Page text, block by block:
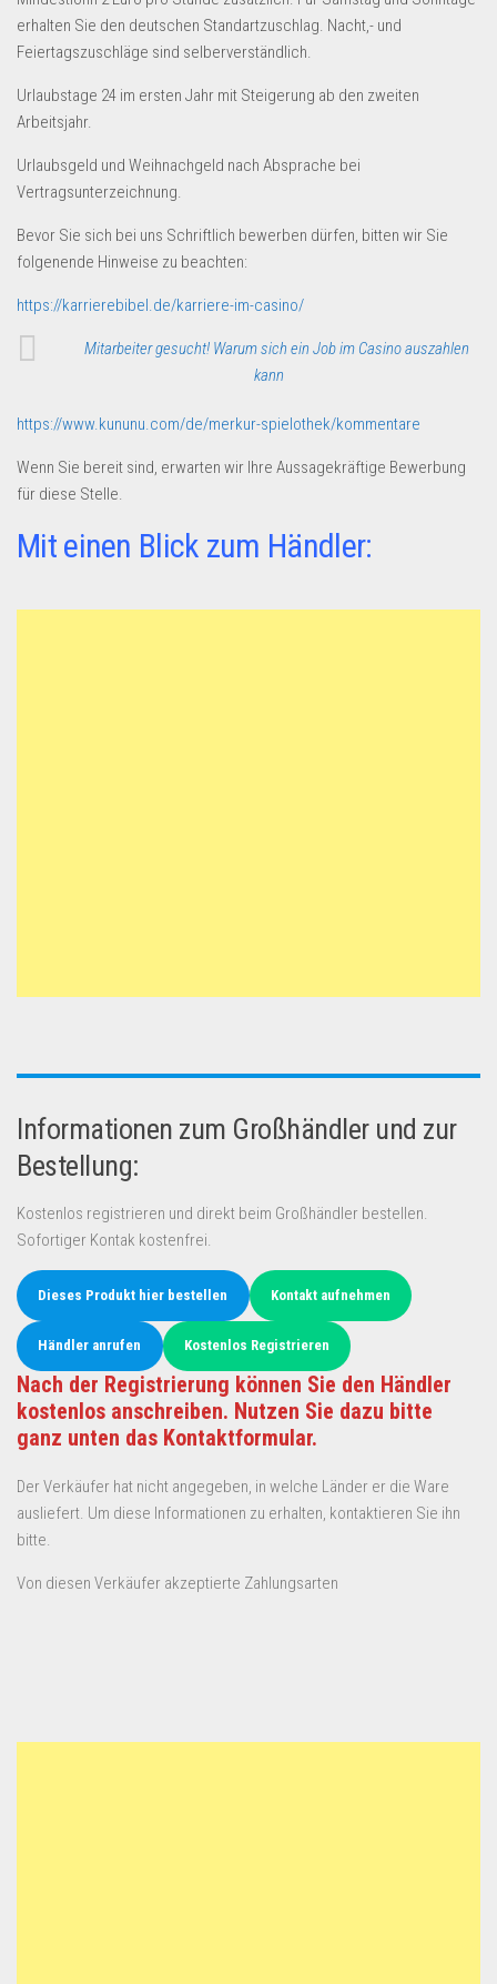
erhalten Sie den deutschen Standartzuschlag. Nacht,- und
Feiertagszuschläge sind selberverständlich.
Urlaubstage 24 im ersten Jahr mit Steigerung ab den zweiten
Arbeitsjahr.
Urlaubsgeld und Weihnachgeld nach Absprache bei
Vertragsunterzeichnung.
Bevor Sie sich bei uns Schriftlich bewerben dürfen, bitten wir Sie
folgenende Hinweise zu beachten:
https://karrierebibel.de/karriere-im-casino/
Mitarbeiter gesucht! Warum sich ein Job im Casino auszahlen
kann
https://www.kununu.com/de/merkur-spielothek/kommentare
Wenn Sie bereit sind, erwarten wir Ihre Aussagekräftige Bewerbung
für diese Stelle.
Mit einen Blick zum Händler:
Informationen zum Großhändler und zur
Bestellung:
Kostenlos registrieren und direkt beim Großhändler bestellen.
Sofortiger Kontak kostenfrei.
Dieses Produkt hier bestellen Kontakt aufnehmen
Händler anrufen Kostenlos Registrieren
Nach der Registrierung können Sie den Händler
kostenlos anschreiben. Nutzen Sie dazu bitte
ganz unten das Kontaktformular.
Der Verkäufer hat nicht angegeben, in welche Länder er die Ware
ausliefert. Um diese Informationen zu erhalten, kontaktieren Sie ihn
bitte.
Von diesen Verkäufer akzeptierte Zahlungsarten